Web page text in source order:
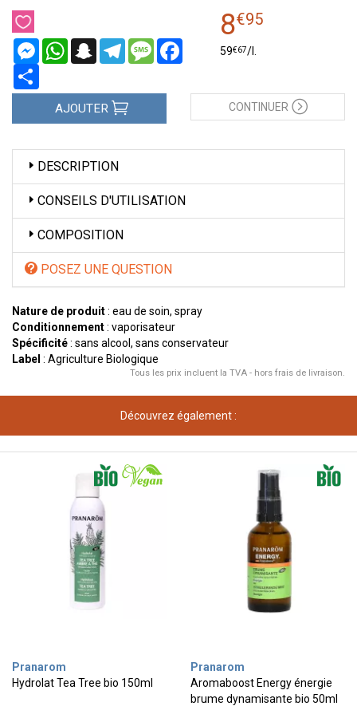
MessengerWhatsAppSnapchatTelegramMessageFacebook
8€95
59€67/
AJOUTER CONTINUER
DESCRIPTION
CONSEILS D'UTILISATION
COMPOSITION
POSEZ UNE QUESTION
Nature de produit: eau de soin, spray
Conditionnement: vaporisateur
Spécificité: sans alcool, sans conservateur
Label : Agriculture Biologique
Tous les prix incluent la TVA - hors frais de livraison.
Découvrez également :
Pranarom
Hydrolat Tea Tree bio 150ml
Pranarom
Aromaboost Energy énergie
brume dynamisante bio 50ml